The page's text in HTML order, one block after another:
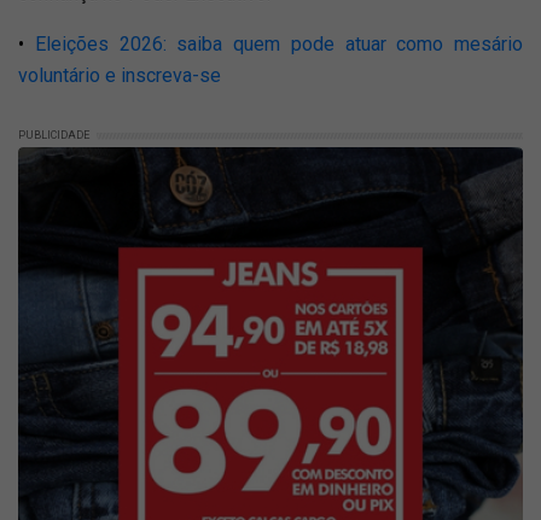
•
Eleições 2026: saiba quem pode atuar como mesário
voluntário e inscreva-se
PUBLICIDADE